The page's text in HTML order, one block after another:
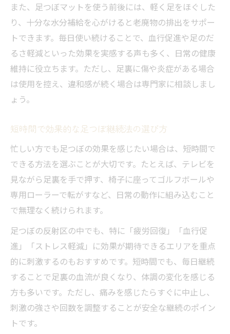
また、足つぼマットを使う前後には、軽く足をほぐした
り、十分な水分補給を心がけると老廃物の排出をサポー
トできます。毎日使い続けることで、血行促進や足のだ
るさ軽減といった効果を実感する声も多く、日常の健康
維持に役立ちます。ただし、足裏に傷や炎症がある場合
は使用を控え、違和感が続く場合は専門家に相談しまし
ょう。
短時間で効果的な足つぼ継続法の選び方
忙しい方でも足つぼの効果を感じたい場合は、短時間で
できる方法を選ぶことが大切です。たとえば、テレビを
見ながら足裏を手で押す、椅子に座ってゴルフボールや
専用ローラーで転がすなど、日常の動作に組み込むこと
で無理なく続けられます。
足つぼの反射区の中でも、特に「疲労回復」「血行促
進」「ストレス軽減」に効果が期待できるエリアを重点
的に刺激するのもおすすめです。短時間でも、毎日継続
することで足裏の血流が良くなり、体調の変化を感じる
方も多いです。ただし、痛みを感じたらすぐに中止し、
刺激の強さや回数を調整することが安全な継続のポイン
トです。